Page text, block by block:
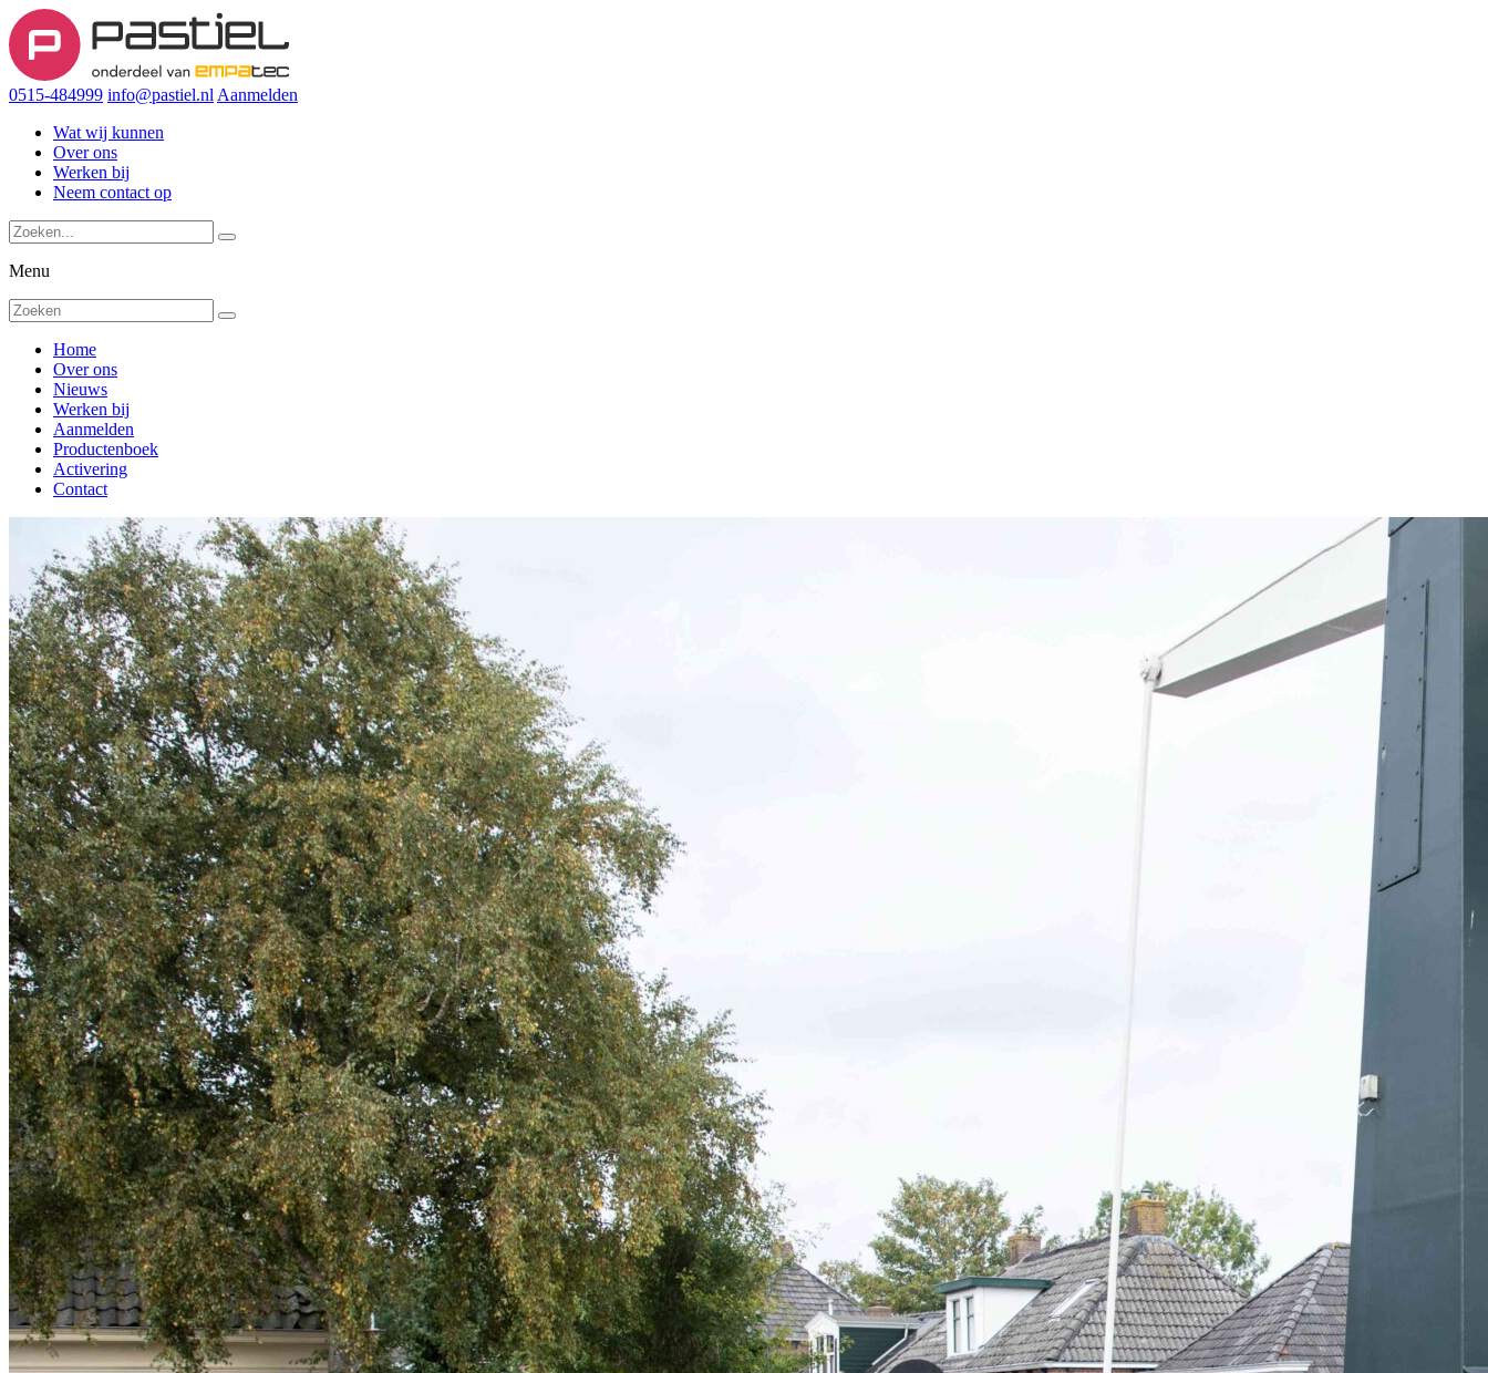
0515-484999 info@pastiel.nl Aanmelden
Wat wij kunnen
Over ons
Werken bij
Neem contact op
Menu
Home
Over ons
Nieuws
Werken bij
Aanmelden
Productenboek
Activering
Contact